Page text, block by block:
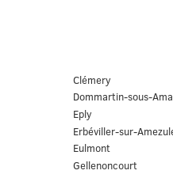
Clémery
Dommartin-sous-
Eply
Erbéviller-sur-
Eulmont
Gellenoncourt